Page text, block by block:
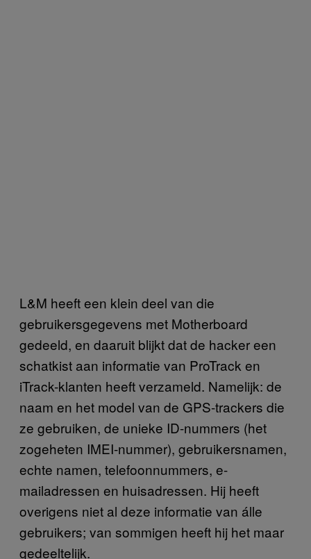
L&M heeft een klein deel van die
gebruikersgegevens met Motherboard
gedeeld, en daaruit blijkt dat de hacker een
schatkist aan informatie van ProTrack en
iTrack-klanten heeft verzameld. Namelijk: de
naam en het model van de GPS-trackers die
ze gebruiken, de unieke ID-nummers (het
zogeheten IMEI-nummer), gebruikersnamen,
echte namen, telefoonnummers, e-
mailadressen en huisadressen. Hij heeft
overigens niet al deze informatie van álle
gebruikers; van sommigen heeft hij het maar
gedeeltelijk.